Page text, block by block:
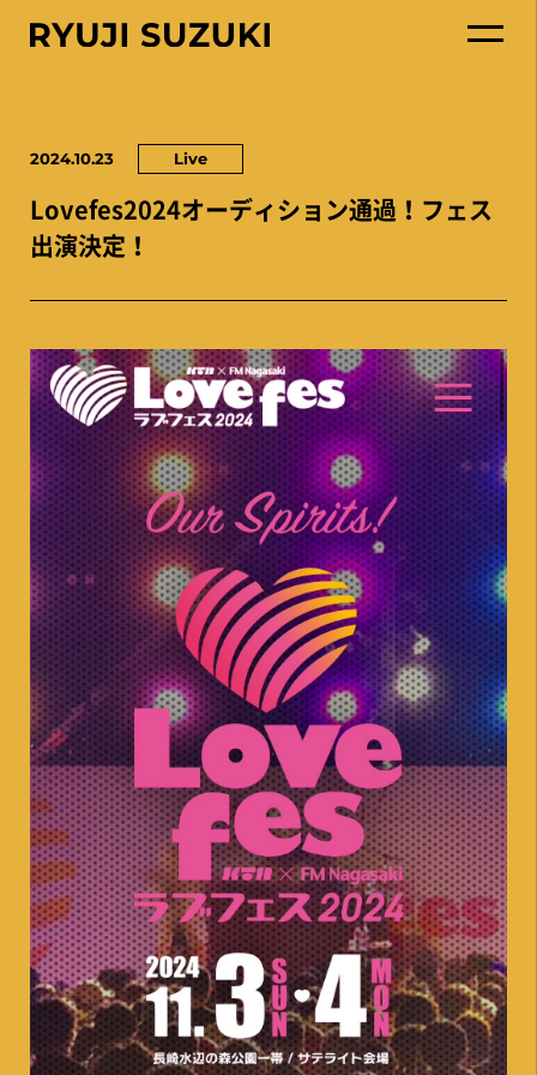
2024.10.23 Live
Lovefes2024オーディション通過！フェス
出演決定！